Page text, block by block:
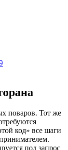
поваров. Тот же
код» все шаги
под запрос